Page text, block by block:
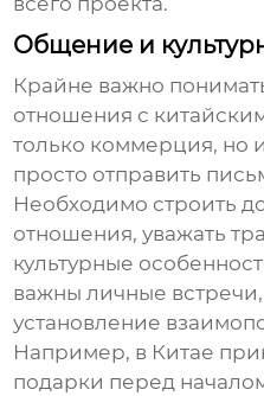
Общение и
Крайне важно
отношения с
только коммерция, но
просто отправить
Необходимо строить
отношения, уважать
культурные
важны личные
установление
Например, в Китае
подарки перед